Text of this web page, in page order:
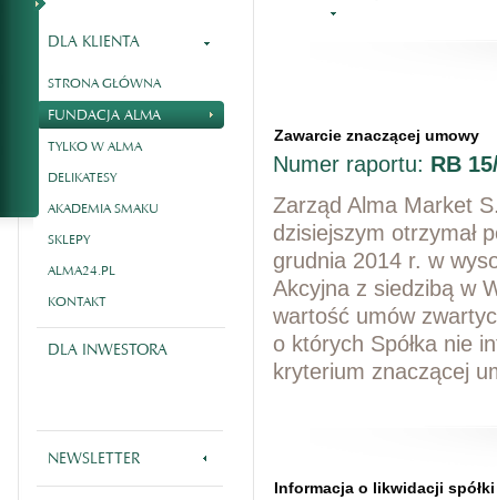
DLA KLIENTA
STRONA GŁÓWNA
FUNDACJA ALMA
TYLKO W ALMA
DELIKATESY
AKADEMIA SMAKU
SKLEPY
ALMA24.PL
KONTAKT
DLA INWESTORA
NEWSLETTER
Zawarcie znaczącej umowy
Numer raportu: RB
Zarząd Alma Market
dzisiejszym otrzymał
grudnia 2014 r. w
Akcyjna z siedzibą w
wartość umów
o których Spółka nie
kryterium znaczącej
Informacja o likwidacji